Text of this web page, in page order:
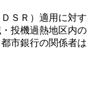
ＳＲ）適用に対
投機過熱地区内
市銀行の関係者